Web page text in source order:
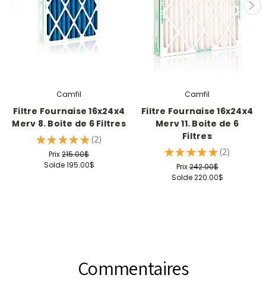
Camfil
Filtre Fournaise 16x24x4
Merv 8. Boite de 6 Filtres
★ ★ ★ ★ ★ 2
2
Prix215.00$
Solde195.00$
Camfil
Filtre Fournaise 16x24x4
Merv 11. Boite de 6
Filtres
★ ★ ★ ★ ★ 2
2
Prix242.00$
Solde220.00$
Commentaires